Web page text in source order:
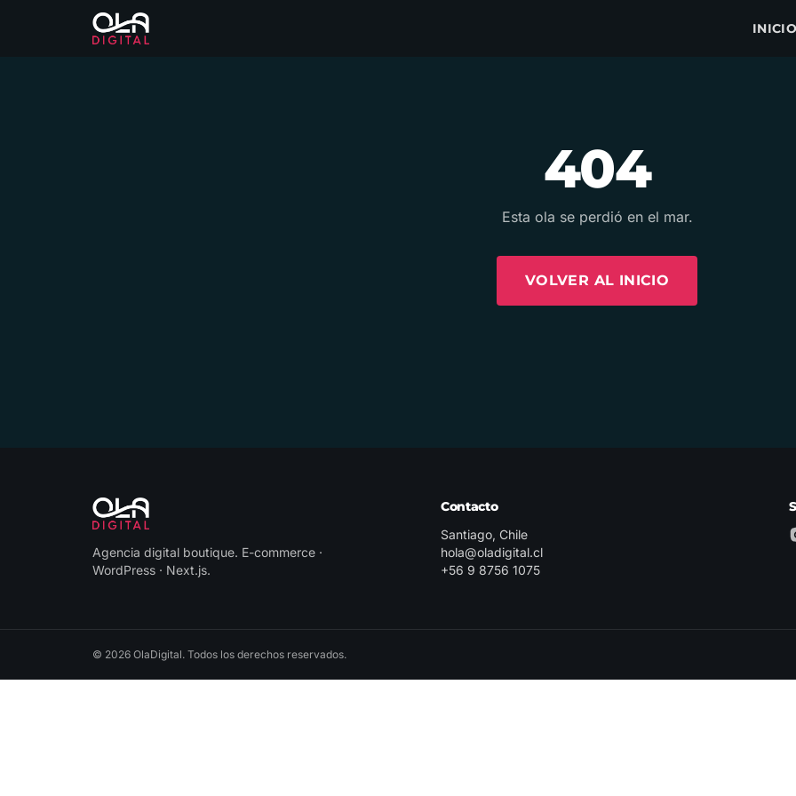
404
Esta ola se perdió en el mar.
VOLVER AL INICIO
Agencia digital boutique. E-commerce ·
WordPress · Next.js.
Contacto
Santiago, Chile
hola@oladigital.cl
+56 9 8756 1075
© 2026 OlaDigital. Todos los derechos reservados.